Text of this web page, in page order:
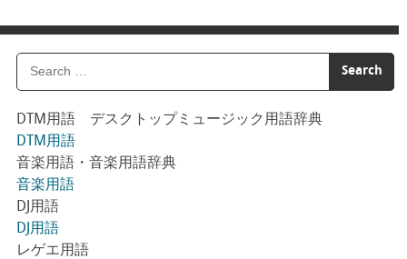
DTM用語 デスクトップミュージック用語辞典
DTM用語
音楽用語・音楽用語辞典
音楽用語
DJ用語
DJ用語
レゲエ用語